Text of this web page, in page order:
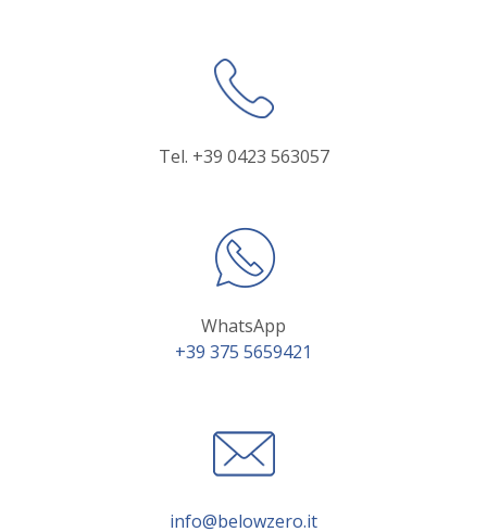
Tel. +39 0423 563057
WhatsApp
+39 375 5659421
info@belowzero.it